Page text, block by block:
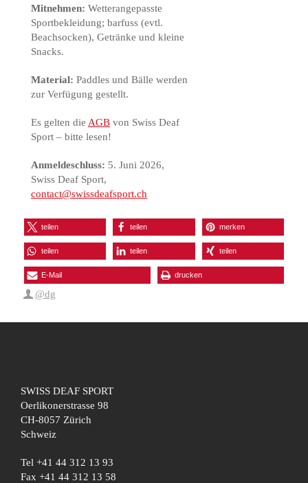
Mitnehmen: Wetterangepasste
Sportbekleidung; barfuss (evtl.
Beachsocken), Getränke und kleine
Snacks.
Material: Paddles und Bälle werden
zur Verfügung gestellt.
Es gelten die AGB von Swiss Deaf
Sport – bitte lesen!
Anmeldeschluss: 5. Juni 2026,
Swiss Deaf Sport,
contact@swissdeafsport.ch
teilen teilen merken
teilen teilen teilen
E-Mail drucken
@dg
SWISS DEAF SPORT
Oerlikonerstrasse 98
CH-8057 Zürich
Schweiz
Tel +41 44 312 13 93
Fax +41 44 312 13 58